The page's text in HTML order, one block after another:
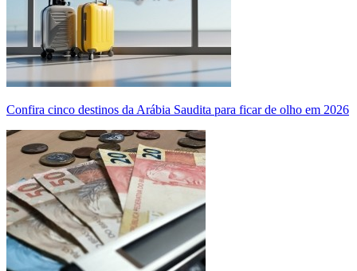
Confira cinco destinos da Arábia Saudita para ficar de olho em 2026